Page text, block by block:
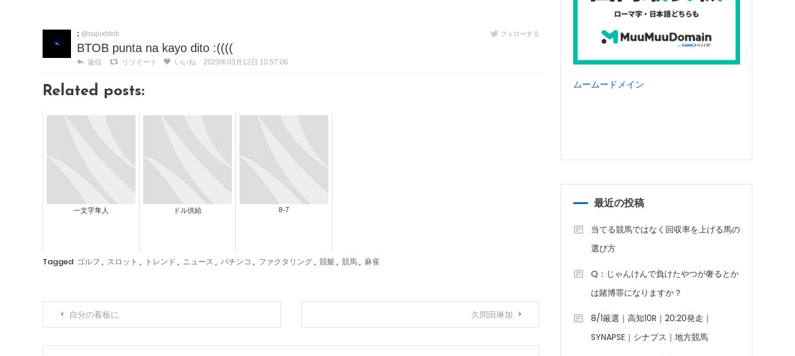
; @sujuxbtob フォローする
BTOB punta na kayo dito :((((
返信 リツイート いいね 2023年03月12日 10:57:06
Related posts:
一文字隼人 ドル供給 8-7
Tagged ゴルフ , スロット , トレンド , ニュース , パチンコ , ファクタリング, 競艇 , 競馬, 麻雀
自分の看板に 久間田琳加
ムームードメイン
最近の投稿
当てる競馬ではなく回収率を上げる馬の
選び方
Q：じゃんけんで負けたやつが奢るとか
は賭博罪になりますか？
8/1厳選｜高知10R｜20:20発走｜
SYNAPSE｜シナプス｜地方競馬